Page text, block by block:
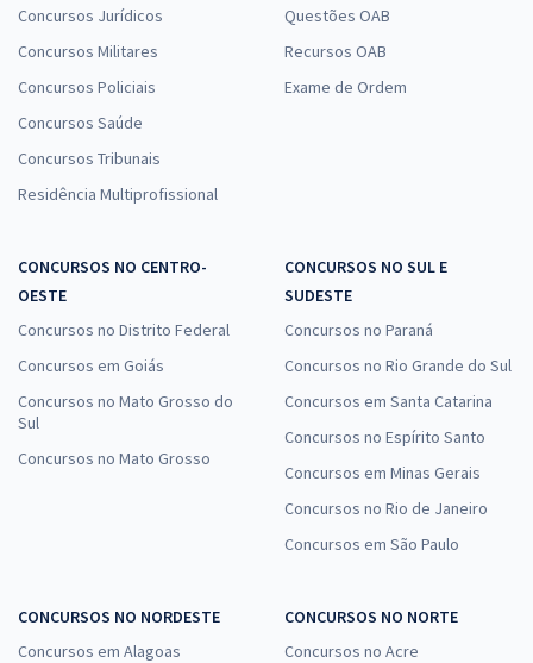
Concursos Jurídicos
Concursos Militares
Concursos Policiais
Concursos Saúde
Concursos Tribunais
Residência Multiprofissional
Questões OAB
Recursos OAB
Exame de Ordem
CONCURSOS NO CENTRO-
OESTE
Concursos no Distrito Federal
Concursos em Goiás
Concursos no Mato Grosso do
Sul
Concursos no Mato Grosso
CONCURSOS NO SUL E
SUDESTE
Concursos no Paraná
Concursos no Rio Grande do Sul
Concursos em Santa Catarina
Concursos no Espírito Santo
Concursos em Minas Gerais
Concursos no Rio de Janeiro
Concursos em São Paulo
CONCURSOS NO NORDESTE
Concursos em Alagoas
CONCURSOS NO NORTE
Concursos no Acre